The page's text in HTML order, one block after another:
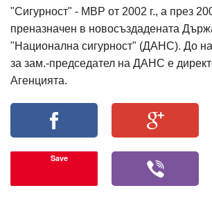
"Сигурност" - МВР от 2002 г., а през
преназначен в новосъздадената
"Национална сигурност" (ДАНС). До
за зам.-председател на ДАНС е
Агенцията.
Save